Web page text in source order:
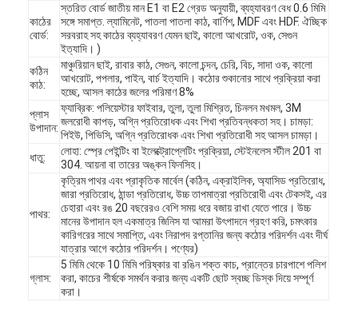
কাঠের
বোর্ড:
স্তরিত বোর্ড জাতীয় মান E1 বা E2 গ্রেড অনুযায়ী, ব্যহ্যাবরণ বেধ 0.6 মিমি
সঙ্গে সমাপ্ত. ল্যামিনেট, পাতলা পাতলা কাঠ, বার্ণিশ, MDF এবং HDF. ঐচ্ছিক
সরবরাহ সহ কাঠের ব্যহ্যাবরণ যেমন ছাই, কালো আখরোট, ওক, সেগুন
ইত্যাদি। )
কঠিন
কাঠ:
মাঞ্চুরিয়ান ছাই, রাবার কাঠ, সেগুন, কালো চন্দন, চেরি, বিচ, সাদা ওক, কালো
আখরোট, পপলার, পাইন, বার্চ ইত্যাদি। কঠোর শুকানোর সাথে প্রক্রিয়া করা
হচ্ছে, আসল কাঠের জলের পরিমাণ 8%
প্লাস
উপাদান:
ফ্যাব্রিক: পলিয়েস্টার ফাইবার, তুলা, তুলা মিশ্রিত, চিনলন মখমল, 3M
জলরোধী কাপড়, অগ্নি প্রতিরোধক এবং শিখা প্রতিবন্ধকতা সহ। চামড়া:
পিইউ, পিভিসি, অগ্নি প্রতিরোধক এবং শিখা প্রতিরোধী সহ আসল চামড়া।
ধাতু:
লোহা: স্প্রে পেইন্টিং বা ইলেক্ট্রোপ্লেটিং প্রক্রিয়া, স্টেইনলেস স্টীল 201 বা
304. আয়না বা তারের অঙ্কন ফিনসিহ।
পাথর:
কৃত্রিম পাথর এবং প্রাকৃতিক মার্বেল (কঠিন, এক্রাইলিক, অ্যাসিড প্রতিরোধ,
জারা প্রতিরোধ, ঠান্ডা প্রতিরোধ, উচ্চ তাপমাত্রা প্রতিরোধী এবং টেকসই, এর
চেহারা এবং রঙ 20 বছরেরও বেশি সময় ধরে বজায় রাখা যেতে পারে। উচ্চ
মানের উপাদান হল একমাত্র জিনিস যা আমরা উৎপাদনে গ্রহণ করি, চমৎকার
কারিগরের সাথে সমাপ্তি, এবং নিরাপদ রপ্তানির জন্য কঠোর পরিদর্শন এবং দীর্ঘ
যাত্রার আগে কঠোর পরিদর্শন। পণ্যের)
গ্লাস:
5 মিমি থেকে 10 মিমি পরিষ্কার বা রঙিন শক্ত কাচ, প্রান্তের চারপাশে পলিশ
করা, কাচের শীর্ষকে সমর্থন করার জন্য একটি ছোট স্বচ্ছ ডিস্ক দিয়ে সম্পূর্ণ
করা।